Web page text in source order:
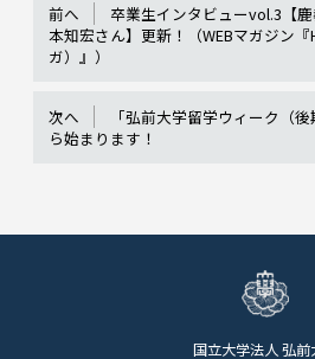
前へ
卒業生インタビューvol.3【
本知宏さん】更新！（WEBマガジン『
ガ）』）
次へ
「弘前大学留学ウィーク（
ら始まります！
国立大学法人 弘前